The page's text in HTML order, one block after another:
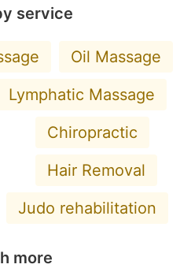
service
Oil Massage
Lymphatic Massage
Chiropractic
Hair Removal
Judo rehabilitation
more